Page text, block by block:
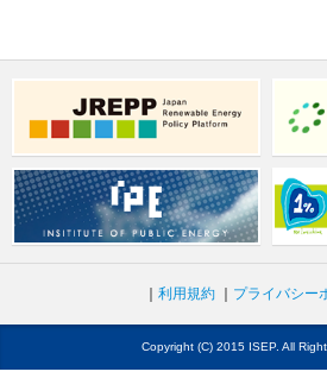
利用規約 プライバシー
Copyright (C) 2015 ISEP. All